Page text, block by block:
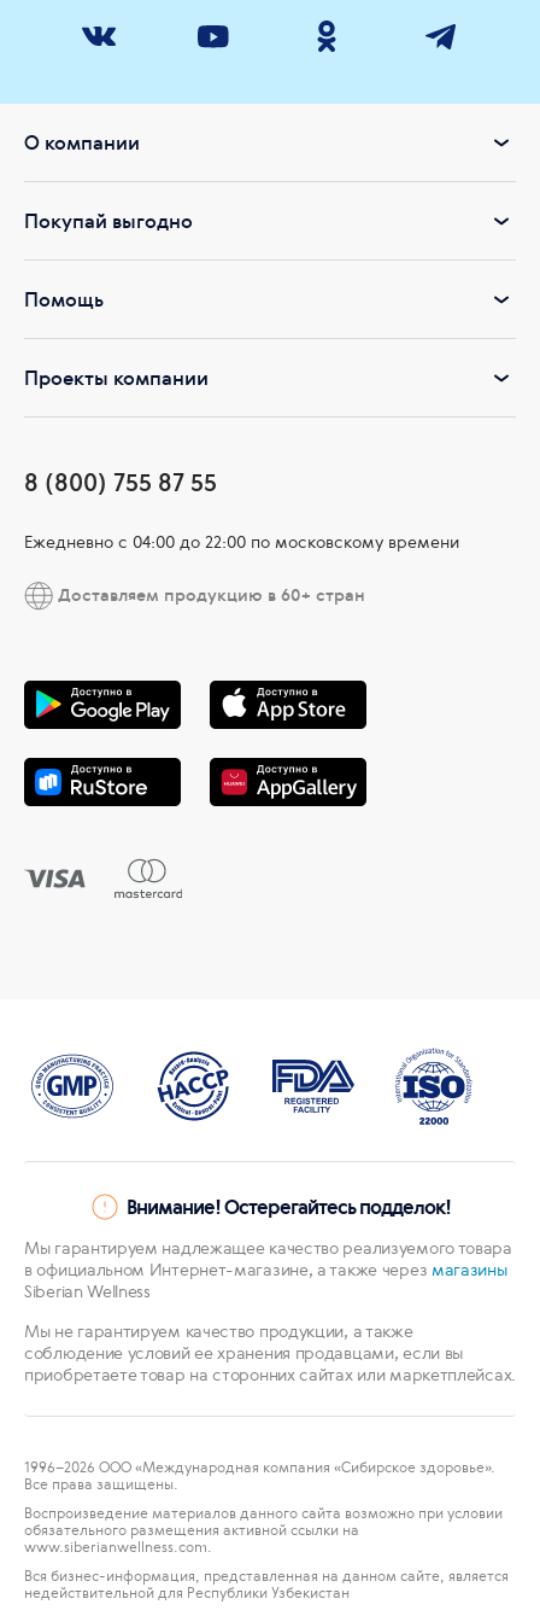
кишечника,
– обеспечивают адресное воздействие за счет растительных
О компании
Покупай выгодно
Помощь
Проекты компании
8 (800) 755 87 55
Ежедневно c 04:00 до 22:00 по московскому времени
Доставляем продукцию в 60+ стран
Внимание! Остерегайтесь подделок!
Мы гарантируем надлежащее качество реализуемого товара
в официальном Интернет-магазине, а также через магазины
Siberian Wellness
Мы не гарантируем качество продукции, а также
соблюдение условий ее хранения продавцами, если вы
приобретаете товар на сторонних сайтах или маркетплейсах.
1996–2026 ООО «Международная компания «Сибирское здоровье».
Все права защищены.
Воспроизведение материалов данного сайта возможно при условии
обязательного размещения активной ссылки на
www.siberianwellness.com.
Вся бизнес-информация, представленная на данном сайте, является
недействительной для Республики Узбекистан